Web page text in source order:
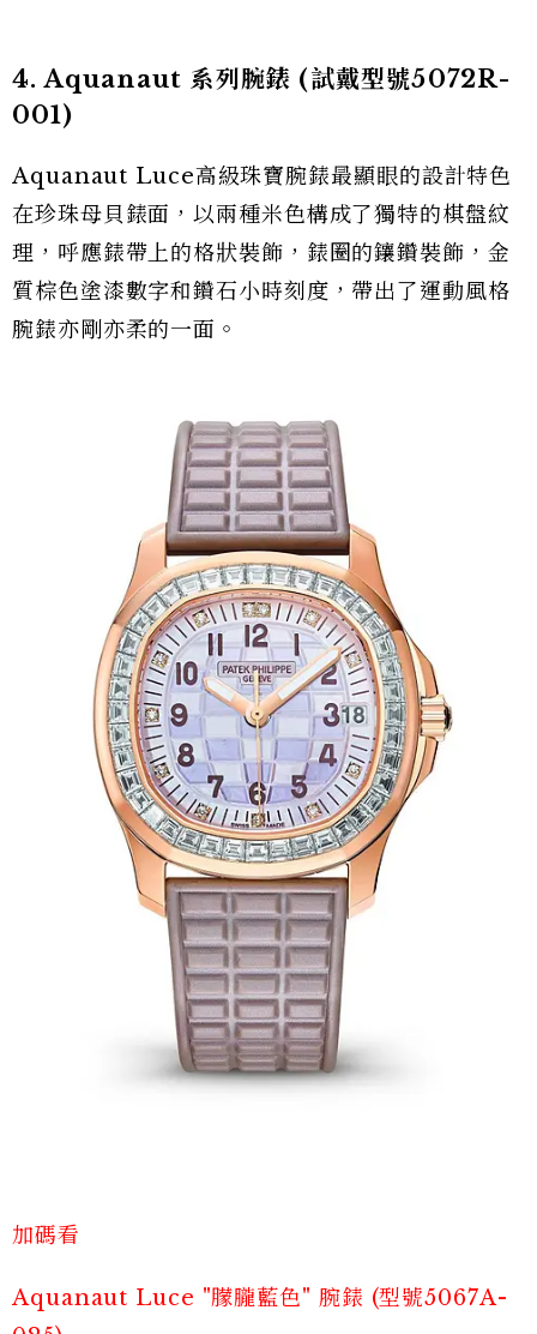
4. Aquanaut 系列腕錶 (試戴型號5072R-
001)
Aquanaut Luce高級珠寶腕錶最顯眼的設計特色
在珍珠母貝錶面，以兩種米色構成了獨特的棋盤紋
理，呼應錶帶上的格狀裝飾，錶圈的鑲鑽裝飾，金
質棕色塗漆數字和鑽石小時刻度，帶出了運動風格
腕錶亦剛亦柔的一面。
加碼看
Aquanaut Luce "朦朧藍色" 腕錶 (型號5067A-